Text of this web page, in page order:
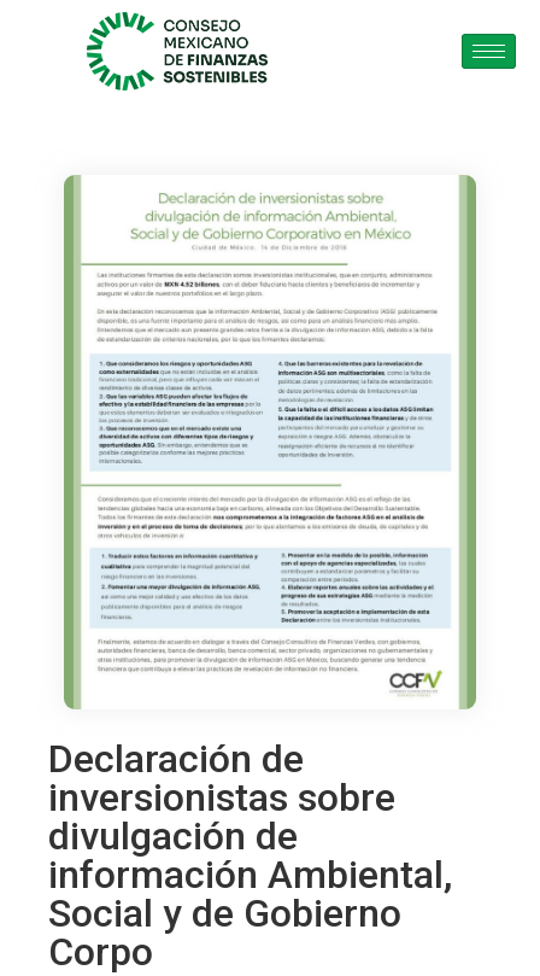
Declaración de
inversionistas sobre
divulgación de
información Ambiental,
Social y de Gobierno
Corpo